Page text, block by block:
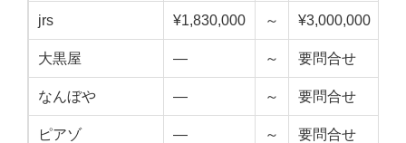
jrs ¥1,830,000 ～ ¥3,000,000
大黒屋 — ～ 要問合せ
なんぼや — ～ 要問合せ
ピアゾ — ～ 要問合せ